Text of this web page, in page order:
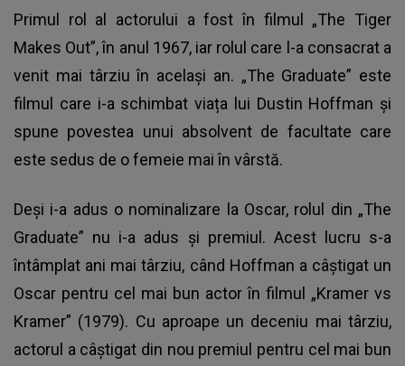
Primul rol al actorului a fost în filmul „The Tiger
Makes Out”, în anul 1967, iar rolul care l-a consacrat a
venit mai târziu în același an. „The Graduate” este
filmul care i-a schimbat viața lui Dustin Hoffman și
spune povestea unui absolvent de facultate care
este sedus de o femeie mai în vârstă.
Deși i-a adus o nominalizare la Oscar, rolul din „The
Graduate” nu i-a adus și premiul. Acest lucru s-a
întâmplat ani mai târziu, când Hoffman a câștigat un
Oscar pentru cel mai bun actor în filmul „Kramer vs
Kramer” (1979). Cu aproape un deceniu mai târziu,
actorul a câștigat din nou premiul pentru cel mai bun